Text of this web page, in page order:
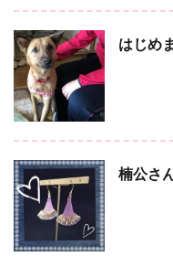
はじめ
楠公さ